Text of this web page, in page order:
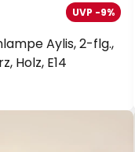
Aylis, 2-flg.,
Holz, E14
UVP -9%